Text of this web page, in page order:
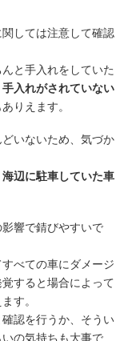
しては注意して確認
と手入れをしていた
手入れがされていない
りえます。
いないため、気づか
辺に駐車していた車
響で錆びやすいで
べての車にダメージ
すると場合によって
す。
認を行うか、そうい
の気持ちも大事で